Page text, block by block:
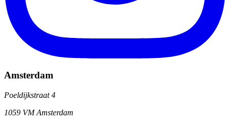
Amsterdam
Poeldijkstraat 4
1059 VM Amsterdam